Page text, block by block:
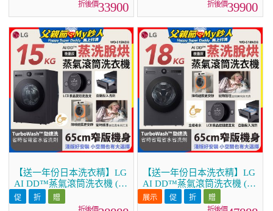
33900 39900
【送一年份日本洗衣精】LG
AI DD™蒸氣滾筒洗衣機 (蒸
洗脫烘)｜15公斤｜WD-
S15NDB (夜墨灰)
【送一年份日本洗衣精】LG
AI DD™蒸氣滾筒洗衣機 (蒸
洗脫烘)｜18公斤｜WD-
S18NDB (夜墨灰)